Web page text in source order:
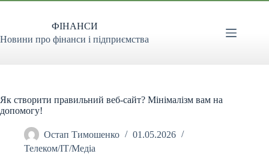
Перейти
ФІНАНСИ
Новини про фінанси і підприємства
Як створити правильний веб-сайт? Мінімалізм вам на
допомогу!
Остап Тимошенко
01.05.2026
Телеком/ІТ/Медіа